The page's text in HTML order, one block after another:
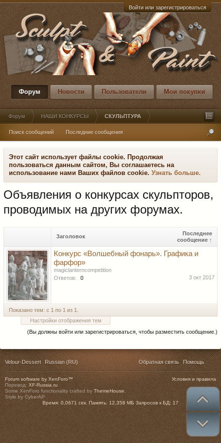
Войти или зарегистрироваться
Форум Новости Пользователи Мои покупки
Форум НАШИ КОНКУРСЫ СКУЛЬПТУРА
Поиск сообщений Последние сообщения
Этот сайт использует файлы cookie. Продолжая
пользоваться данным сайтом, Вы соглашаетесь на
использование нами Ваших файлов cookie. Узнать больше.
Объявления о конкурсах скульпторов,
проводимых на других форумах.
Заголовок
Последнее
сообщение ↑
Конкурс «Волшебный фонарь». Графика и
фарфор»
magiclanterncompetition
Ответов:
0 3 окт 2017
Показано тем: с 1 по 1 из 1.
Настройки отображения тем
(Вы должны войти или зарегистрироваться, чтобы разместить сообщение.)
Velour-Dessert Russian (RU) Обратная связь Помощь
Условия и правила
Forum software by XenForo™
Перевод:XF-Russia.ru
Some XenForo functionality crafted byThemeHouse.
Style by CyberAP
Время: 0,0671 сек. Память: 12,358 МБ Запросов к БД: 17